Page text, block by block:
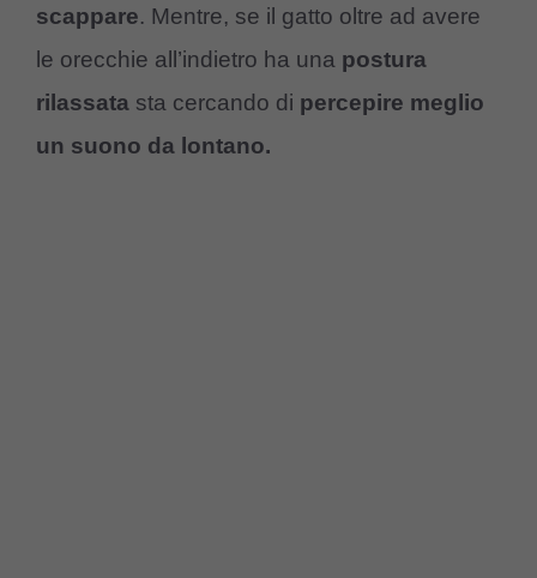
scappare. Mentre, se il gatto oltre ad avere
le orecchie all’indietro ha una postura
rilassata sta cercando di percepire meglio
un suono da lontano.